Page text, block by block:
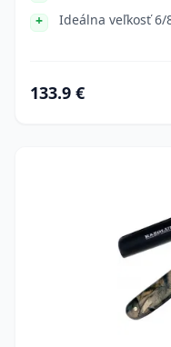
Ideálna veľkosť
133.9 €